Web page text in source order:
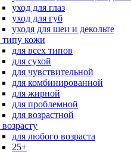
уход для глаз
уход для губ
уходя для шеи и декольте
кожи
для всех типов
для сухой
для чувствительной
для комбинированной
для жирной
для проблемной
для возрастной
для любого возраста
25+